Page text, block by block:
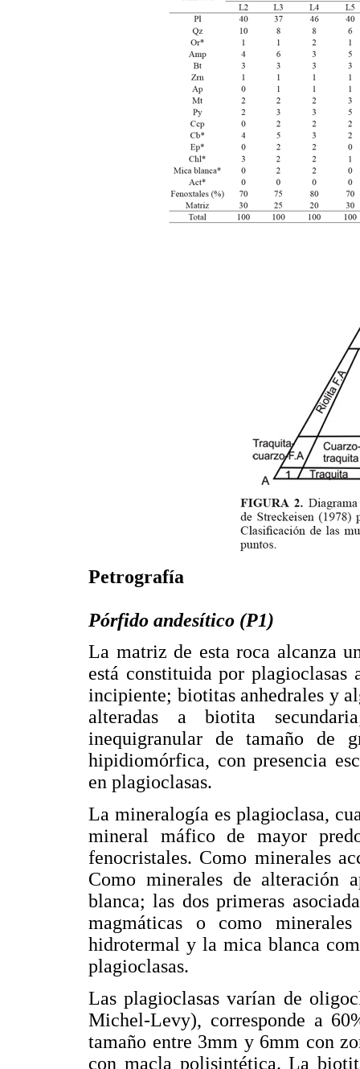
Petrografía
Pórfido andesítico (P1)
La matriz de esta roca alcanza
está constituida por plagioclasas
incipiente; biotitas anhedrales y
alteradas a biotita
inequigranular de tamaño de
hipidiomórfica, con presencia
en plagioclasas.
La mineralogía es plagioclasa,
mineral máfico de mayor
fenocristales. Como minerales
Como minerales de alteración
blanca; las dos primeras
magmáticas o como
hidrotermal y la mica blanca
plagioclasas.
Las plagioclasas varían de
Michel-Levy), corresponde a
tamaño entre 3mm y 6mm con
con macla polisintética. La